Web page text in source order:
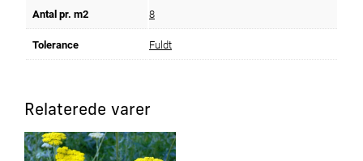
Antal pr. m2 8
Tolerance Fuldt
Relaterede varer